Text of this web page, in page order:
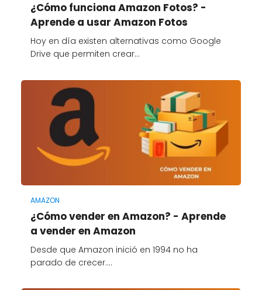
¿Cómo funciona Amazon Fotos? -
Aprende a usar Amazon Fotos
Hoy en día existen alternativas como Google
Drive que permiten crear…
AMAZON
¿Cómo vender en Amazon? - Aprende
a vender en Amazon
Desde que Amazon inició en 1994 no ha
parado de crecer.…